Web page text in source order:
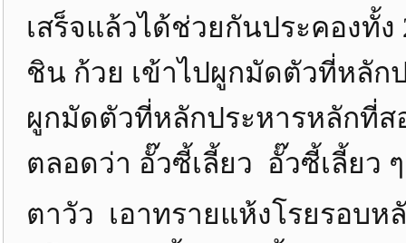
เสร็จแล้วได้ช่วยกันประคองทั้
ชิน ก้วย เข้าไปผูกมัดตัวที่หลั
ผูกมัดตัวที่หลักประหารหลักที่
ตลอดว่า อั๊วซี้เลี้ยว อั๊วซี้เลี้ยว
ตาวัว เอาทรายแห้งโรยรอบ